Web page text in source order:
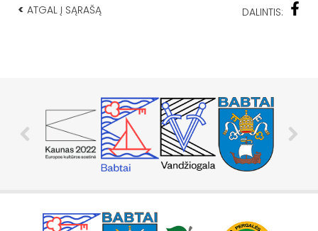
< ATGAL Į SĄRAŠĄ DALINTIS: